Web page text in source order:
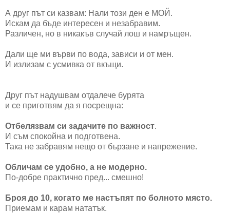
А друг път си казвам: Нали този ден е МОЙ.
Искам да бъде интересен и незабравим.
Различен, но в никакъв случай лош и намръщен.
Дали ще ми върви по вода, зависи и от мен.
И излизам с усмивка от вкъщи.
Друг път надушвам отдалече бурята
и се приготвям да я посрещна:
Отбелязвам си задачите по важност.
И съм спокойна и подготвена.
Така не забравям нещо от бързане и напрежение.
Обличам се удобно, а не модерно.
По-добре практично пред... смешно!
Броя до 10, когато ме настъпят по болното място.
Приемам и карам нататък.